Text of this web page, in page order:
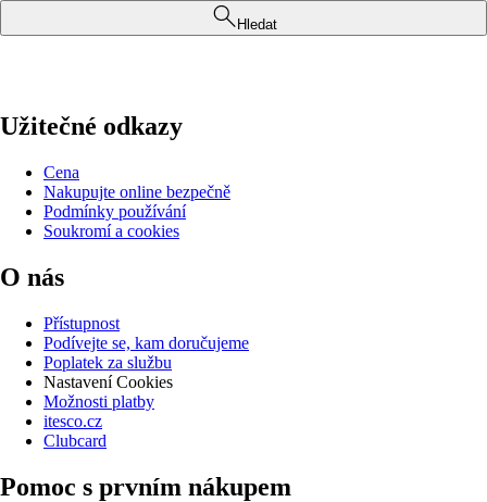
Hledat
Užitečné odkazy
Cena
Nakupujte online bezpečně
Podmínky používání
Soukromí a cookies
O nás
Přístupnost
Podívejte se, kam doručujeme
Poplatek za službu
Nastavení Cookies
Možnosti platby
itesco.cz
Clubcard
Pomoc s prvním nákupem